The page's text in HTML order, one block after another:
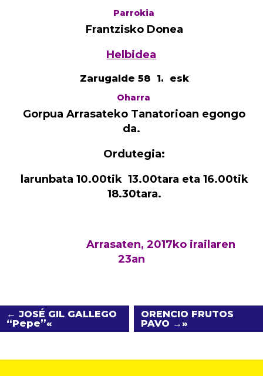
Parrokia
Frantzisko Donea
Helbidea
Zarugalde 58 1. esk
Oharra
Gorpua Arrasateko Tanatorioan egongo
da.
Ordutegia:
larunbata 10.00tik 13.00tara eta 16.00tik
18.30tara.
Arrasaten, 2017ko irailaren
23an
← JOSÉ GIL GALLEGO
“Pepe”
ORENCIO FRUTOS
PAVO →